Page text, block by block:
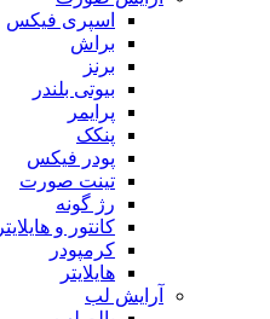
اسپری فیکس
براش
برنز
بیوتی بلندر
پرایمر
پنکک
پودر فیکس
تینت صورت
رژ گونه
کانتور و هایلایتر
کرمپودر
هایلایتر
آرایش لب